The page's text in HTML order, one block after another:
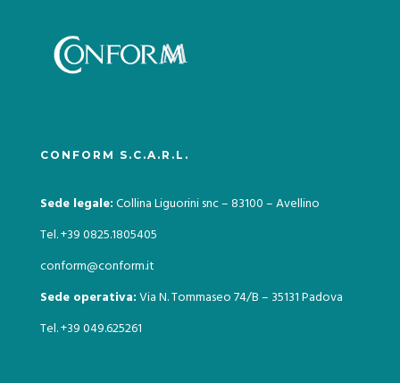
CONFORM S.C.A.R.L.
Sede legale:Collina Liguorini snc – 83100 – Avellino
Tel. +39 0825.1805405
conform@conform.it
Sede operativa:Via N. Tommaseo 74/B – 35131 Padova
Tel. +39 049.625261